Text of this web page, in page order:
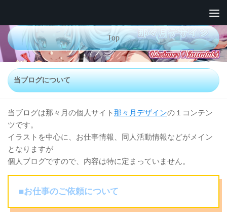
Top
当ブログについて
当ブログは那々月の個人サイト 那々月デザインの１コンテン
ツです。
イラストを中心に、お仕事情報、同人活動情報などがメイン
となりますが
個人ブログですので、内容は特に定まっていません。
■お仕事のご依頼について